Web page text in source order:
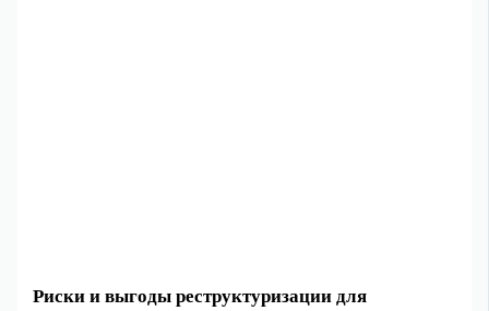
Риски и выгоды реструктуризации для